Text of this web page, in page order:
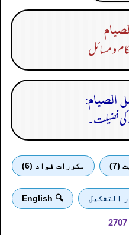
و مسائل
فضیلت۔
(7) مكررات فواد (6)
التشكيل 🔍 English
2707